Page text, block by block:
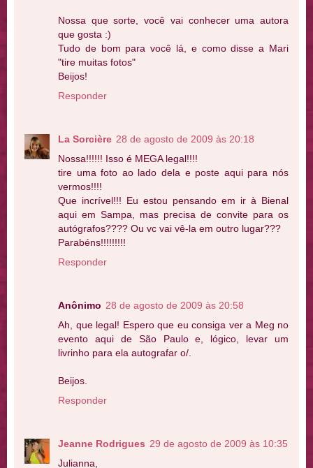
Nossa que sorte, você vai conhecer uma autora
que gosta :)
Tudo de bom para você lá, e como disse a Mari
"tire muitas fotos"
Beijos!
Responder
La Sorcière 28 de agosto de 2009 às 20:18
Nossa!!!!!! Isso é MEGA legal!!!!
tire uma foto ao lado dela e poste aqui para nós
vermos!!!!
Que incrível!!! Eu estou pensando em ir à Bienal
aqui em Sampa, mas precisa de convite para os
autógrafos???? Ou vc vai vê-la em outro lugar???
Parabéns!!!!!!!!!
Responder
Anônimo 28 de agosto de 2009 às 20:58
Ah, que legal! Espero que eu consiga ver a Meg no
evento aqui de São Paulo e, lógico, levar um
livrinho para ela autografar o/.
Beijos.
Responder
Jeanne Rodrigues 29 de agosto de 2009 às 10:35
Julianna,